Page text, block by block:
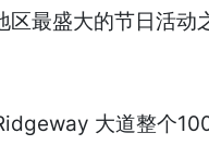
最盛大的节日活动
大道整个